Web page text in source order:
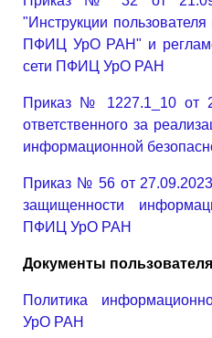
"Инструкции
ПФИЦ УрО РАН" и
сети ПФИЦ УрО РАН
Приказ № 1227.1_10 от
ответственного за
информационной
Приказ № 56 от
защищенности
ПФИЦ УрО РАН
Документы
Политика
УрО РАН